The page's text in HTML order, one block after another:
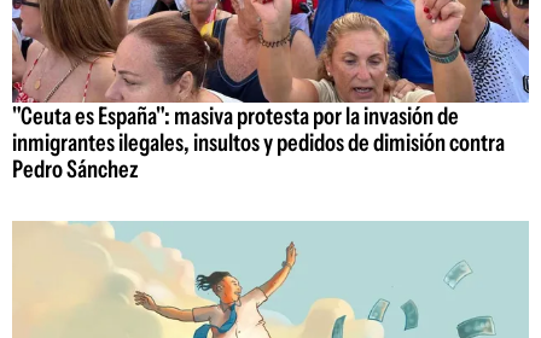
"Ceuta es España": masiva protesta por la invasión de
inmigrantes ilegales, insultos y pedidos de dimisión contra
Pedro Sánchez